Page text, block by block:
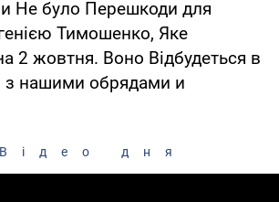
Не було Перешкоди для
Тимошенко, Яке
2 жовтня. Воно Відбудеться в
з нашими обрядами и
Відео дня